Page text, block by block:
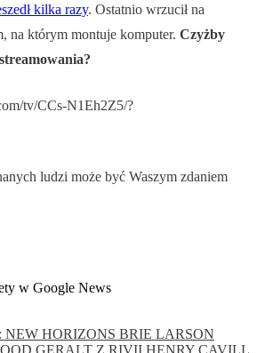
kilka razy. Ostatnio wrzucił na
na którym montuje komputer. Czyżby
tv/CCs-N1Eh2Z5/?
ludzi może być Waszym zdaniem
w Google News
HORIZONS BRIE LARSON
GERALT Z RIVII HENRY CAVILL